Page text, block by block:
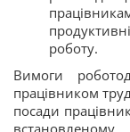
роботу.
Вимоги
працівником
посади